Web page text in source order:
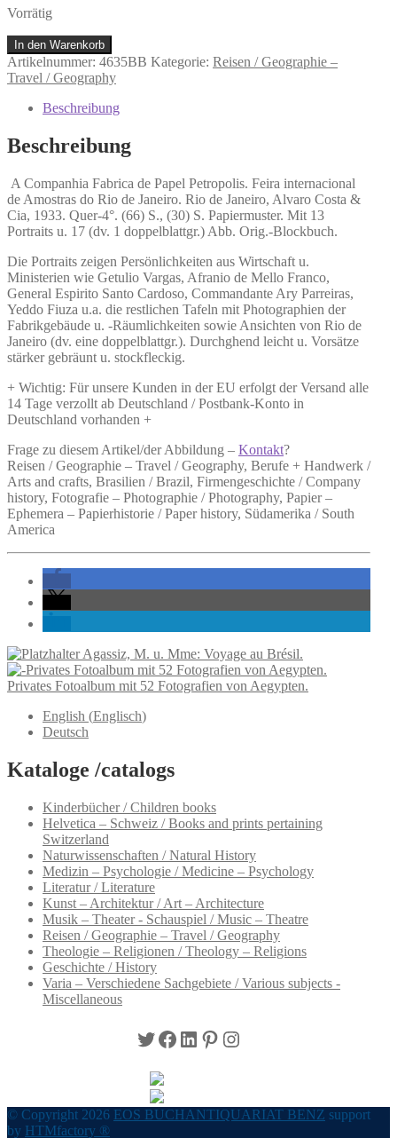
Vorrätig
A
Companhia
Fabrica
Papel
Menge
In den Warenkorb
Artikelnummer: 4635BB Kategorie: Reisen / Geographie –
Travel / Geography
Beschreibung
Beschreibung
A Companhia Fabrica de Papel Petropolis. Feira internacional
de Amostras do Rio de Janeiro. Rio de Janeiro, Alvaro Costa &
Cia, 1933. Quer-4°. (66) S., (30) S. Papiermuster. Mit 13
Portraits u. 17 (dv. 1 doppelblattgr.) Abb. Orig.-Blockbuch.
Die Portraits zeigen Persönlichkeiten aus Wirtschaft u.
Ministerien wie Getulio Vargas, Afranio de Mello Franco,
General Espirito Santo Cardoso, Commandante Ary Parreiras,
Yeddo Fiuza u.a. die restlichen Tafeln mit Photographien der
Fabrikgebäude u. -Räumlichkeiten sowie Ansichten von Rio de
Janeiro (dv. eine doppelblattgr.). Durchghend leicht u. Vorsätze
stärker gebräunt u. stockfleckig.
+ Wichtig: Für unsere Kunden in der EU erfolgt der Versand alle
14 Tage verzollt ab Deutschland / Postbank-Konto in
Deutschland vorhanden +
Frage zu diesem Artikel/der Abbildung – Kontakt?
Reisen / Geographie – Travel / Geography, Berufe + Handwerk /
Arts and crafts, Brasilien / Brazil, Firmengeschichte / Company
history, Fotografie – Photographie / Photography, Papier –
Ephemera – Papierhistorie / Paper history, Südamerika / South
America
Agassiz, M. u. Mme: Voyage au Brésil.
Privates Fotoalbum mit 52 Fotografien von Aegypten.
English (Englisch)
Deutsch
Kataloge /catalogs
Kinderbücher / Children books
Helvetica – Schweiz / Books and prints pertaining
Switzerland
Naturwissenschaften / Natural History
Medizin – Psychologie / Medicine – Psychology
Literatur / Literature
Kunst – Architektur / Art – Architecture
Musik – Theater - Schauspiel / Music – Theatre
Reisen / Geographie – Travel / Geography
Theologie – Religionen / Theology – Religions
Geschichte / History
Varia – Verschiedene Sachgebiete / Various subjects -
Miscellaneous
Twitter
Facebook
LinkedIn
Pinterest
Instagram
© Copyright 2026 EOS BUCHANTIQUARIAT BENZ support
by HTMfactory ®